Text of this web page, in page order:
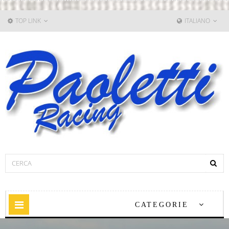
TOP LINK ITALIANO
CATEGORIE
Navigazione
Toggle